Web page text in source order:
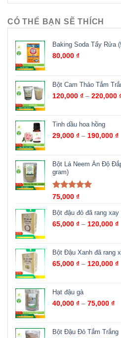
CÓ THỂ BẠN SẼ THÍCH
Baking Soda Tẩy Rửa
80,000 ₫
Bột Cam Thảo Tắm
120,000 ₫ – 220,000
Tinh dầu hoa hồng
29,000 ₫ – 190,000 ₫
Bột Lá Neem Ấn Độ
gram)
Được xếp
sao
75,000 ₫
Bột đậu đỏ đã rang xay
65,000 ₫ – 120,000 ₫
Bột Đậu Xanh đã rang
65,000 ₫ – 120,000 ₫
Hạt đậu gà
40,000 ₫ – 75,000 ₫
Bột Đậu Đỏ Tắm Trắng